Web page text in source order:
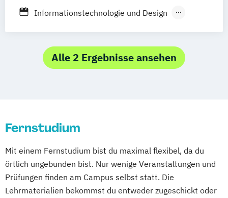
Informationstechnologie und Design
Alle 2 Ergebnisse ansehen
Fernstudium
Mit einem Fernstudium bist du maximal flexibel, da du
örtlich ungebunden bist. Nur wenige Veranstaltungen und
Prüfungen finden am Campus selbst statt. Die
Lehrmaterialien bekommst du entweder zugeschickt oder